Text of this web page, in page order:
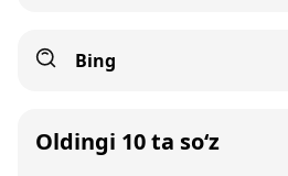
Bing
Oldingi 10 ta so‘z